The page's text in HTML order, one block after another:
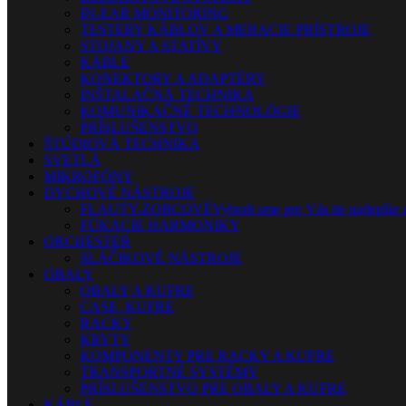
IN-EAR MONITORING
TESTERY KÁBLOV A MERACIE PRÍSTROJE
STOJANY A STATÍVY
KÁBLE
KONEKTORY A ADAPTÉRY
INŠTALAČNÁ TECHNIKA
KOMUNIKAČNÉ TECHNOLÓGIE
PRÍSLUŠENSTVO
ŠTÚDIOVÁ TECHNIKA
SVETLÁ
MIKROFÓNY
DYCHOVÉ NÁSTROJE
FLAUTY-ZOBCOVÉVybrali sme pre Vás tie
FÚKACIE HARMONIKY
ORCHESTER
SLÁČIKOVÉ NÁSTROJE
OBALY
OBALY A KUFRE
CASE, KUFRE
RACKY
KRYTY
KOMPONENTY PRE RACKY A KUFRE
TRANSPORTNÉ SYSTÉMY
PRÍSLUŠENSTVO PRE OBALY A KUFRE